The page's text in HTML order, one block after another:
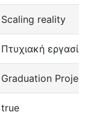
Scaling reality
Πτυχιακή εργασία
Graduation Project
true